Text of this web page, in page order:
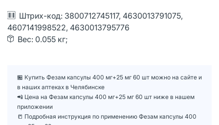
Штрих-код: 3800712745117, 4630013791075,
4607141998522, 4630013795776
Вес: 0.055 кг;
🏪 Купить Фезам капсулы 400 мг+25 мг 60 шт можно на сайте и
в наших аптеках в Челябинске
📲 Цена на Фезам капсулы 400 мг+25 мг 60 шт ниже в нашем
приложении
📒 Подробная инструкция по применению Фезам капсулы 400